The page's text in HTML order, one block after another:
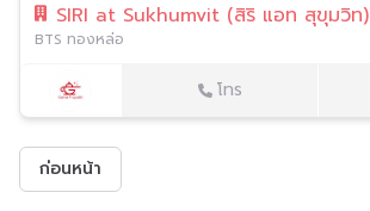
SIRI at Sukhumvit (สิริ แอท สุขุมวิท)
BTS ทองหล่อ
โทร
ก่อนหน้า